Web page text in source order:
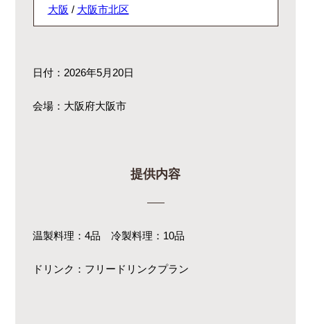
大阪 / 大阪市北区
日付：2026年5月20日
会場：大阪府大阪市
提供内容
温製料理：4品 冷製料理：10品
ドリンク：フリードリンクプラン